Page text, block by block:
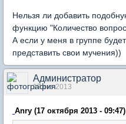
Нельзя ли добавить
функцию "Количество
А если у меня в группе
представить свои мучения))
Администратор
17 окт 2013
Anry (17 октября 2013 -